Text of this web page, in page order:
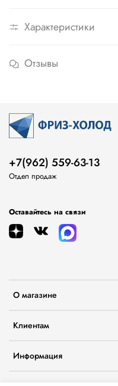
Характеристики
Отзывы
О магазине
Клиентам
Информация
+7(962) 559-63-13
Отдел продаж
Оставайтесь на связи